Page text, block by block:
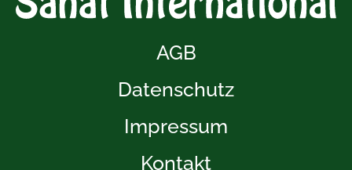
AGB
Datenschutz
Impressum
Kontakt